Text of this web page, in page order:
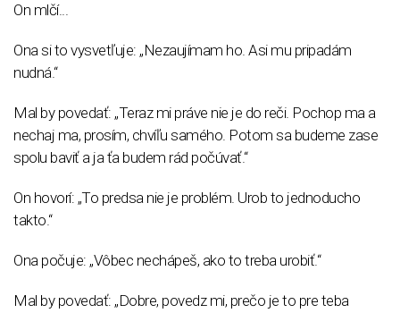
On mlčí...
Ona si to vysvetľuje: „Nezaujímam ho. Asi mu pripadám
nudná.“
Mal by povedať: „Teraz mi práve nie je do reči. Pochop ma a
nechaj ma, prosím, chvíľu samého. Potom sa budeme zase
spolu baviť a ja ťa budem rád počúvať.“
On hovorí: „To predsa nie je problém. Urob to jednoducho
takto.“
Ona počuje: „Vôbec nechápeš, ako to treba urobiť.“
Mal by povedať: „Dobre, povedz mi, prečo je to pre teba